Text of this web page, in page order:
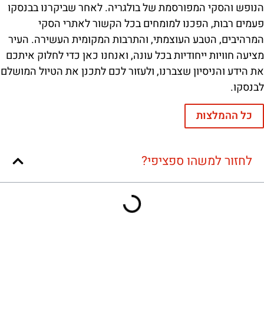
הנופש והסקי המפורסמת של בולגריה. לאחר שביקרנו בבנסקו
פעמים רבות, הפכנו למומחים בכל הקשור לאתרי הסקי
המרהיבים, הטבע העוצמתי, והתרבות המקומית העשירה. העיר
מציעה חוויות ייחודיות בכל עונה, ואנחנו כאן כדי לחלוק איתכם
את הידע והניסיון שצברנו, ולעזור לכם לתכנן את הטיול המושלם
לבנסקו.
כל ההמלצות
לחזור למשהו ספציפי?